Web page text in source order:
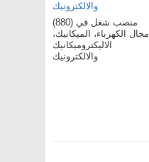
(880) منصب شغل في
مجال الكهرباء، الميكانيك،
الاليكتروميكانيك
والالكترونيك